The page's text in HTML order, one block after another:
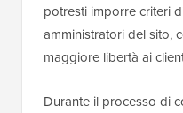
potresti imporre criteri
amministratori del sito,
maggiore libertà ai
Durante il processo di